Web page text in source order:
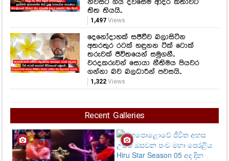
1,509Views
සිදුවූ දේ නිසා ඔවුන් කනස්සල්ලට..
ලැජ්ජාව ඉවසාගන්න බැරි වුණු
ව්‍යාපාරික තරුණයා මනාලියගේ
නිවසට ගිය දවසේම ආදර කතාවට
තිත තියයි..
1,497Views
තරුවක් ජීවිතයෙන් සමුගනී..
වරදකරුවන් සොයා නීතිමය පියවර
ගන්නා බව බලධාරීන් පවසයි..
1,322Views